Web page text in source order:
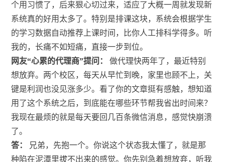
个用习惯了，后来狠心切过来，适应了大概一周就发现新
系统真的好用太多了。特别是排课这块，系统会根据学生
的学习数据自动推荐上课时间，比你人工排科学得多。听
我的，长痛不如短痛，直接一步到位。
网友“心累的代理商”提问：
做代理快两年了，最近特别
想放弃。两个校区，每天从早忙到晚，家里也顾不上，关
键是利润也没见涨多少。看了你的文章挺有感触，想知道
用了这个系统之后，到底能在哪些环节帮我省出时间来？
我现在最烦的就是每天要回几百条微信消息，感觉快崩溃
了。
答：
兄弟，先抱一个。你说这个状态我太懂了，就是那
种陷在泥潭里拔不出来的感觉。你先别急着想放弃，听我